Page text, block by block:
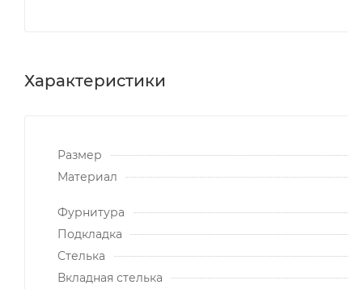
Характеристики
Размер
Материал
Фурнитура
Подкладка
Стелька
Вкладная стелька